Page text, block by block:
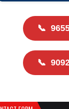
📞
📞